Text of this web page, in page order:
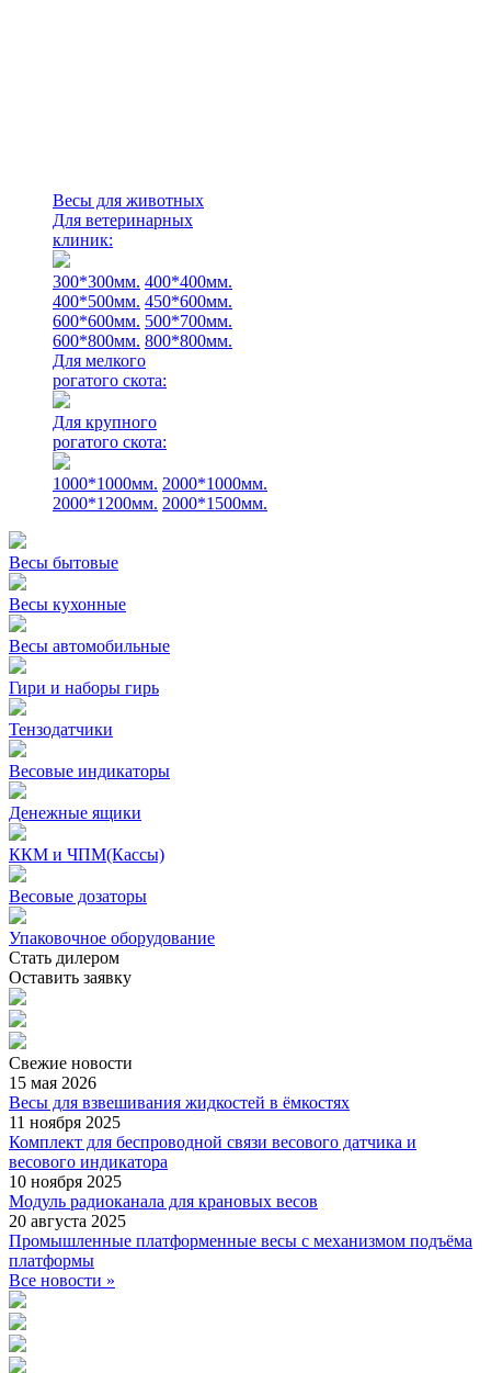
Весы для животных
Для ветеринарных
клиник:
300*300мм. 400*400мм.
400*500мм. 450*600мм.
600*600мм. 500*700мм.
600*800мм. 800*800мм.
Для мелкого
рогатого скота:
Для крупного
рогатого скота:
1000*1000мм. 2000*1000мм.
2000*1200мм. 2000*1500мм.
Весы бытовые
Весы кухонные
Весы автомобильные
Гири и наборы гирь
Тензодатчики
Весовые индикаторы
Денежные ящики
ККМ и ЧПМ(Кассы)
Весовые дозаторы
Упаковочное оборудование
Стать дилером
Оставить заявку
Свежие новости
15 мая 2026
Весы для взвешивания жидкостей в ёмкостях
11 ноября 2025
Комплект для беспроводной связи весового датчика и
весового индикатора
10 ноября 2025
Модуль радиоканала для крановых весов
20 августа 2025
Промышленные платформенные весы с механизмом подъёма
платформы
Все новости »